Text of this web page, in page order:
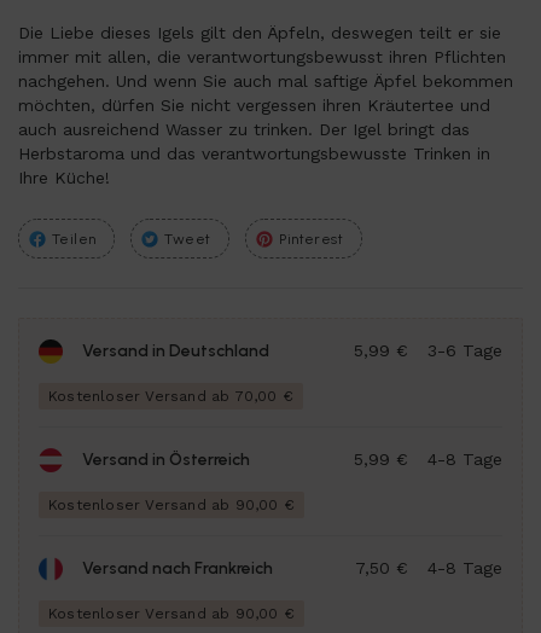
Die Liebe dieses Igels gilt den Äpfeln, deswegen teilt er sie
immer mit allen, die verantwortungsbewusst ihren Pflichten
nachgehen. Und wenn Sie auch mal saftige Äpfel bekommen
möchten, dürfen Sie nicht vergessen ihren Kräutertee und
auch ausreichend Wasser zu trinken. Der Igel bringt das
Herbstaroma und das verantwortungsbewusste Trinken in
Ihre Küche!
Teilen Tweet Pinterest
Versand in Deutschland 3-6 Tage
5,99 €
Kostenloser Versand ab 70,00 €
Versand in Österreich 4-8 Tage
5,99 €
Kostenloser Versand ab 90,00 €
Versand nach Frankreich 4-8 Tage
7,50 €
Kostenloser Versand ab 90,00 €